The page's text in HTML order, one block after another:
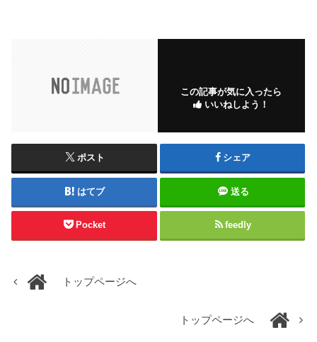
この記事が気に入ったら
いいねしよう！
ポスト シェア
はてブ 送る
Pocket feedly
トップページへ
トップページへ